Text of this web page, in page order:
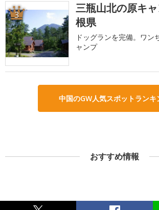
3
三瓶山北の原キ
根県
ドッグランを完備。ワン
ャンプ
中国のGW人気スポットランキ
おすすめ情報